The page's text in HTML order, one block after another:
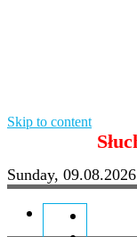
Skip to content
Sunday, 09.08.2026